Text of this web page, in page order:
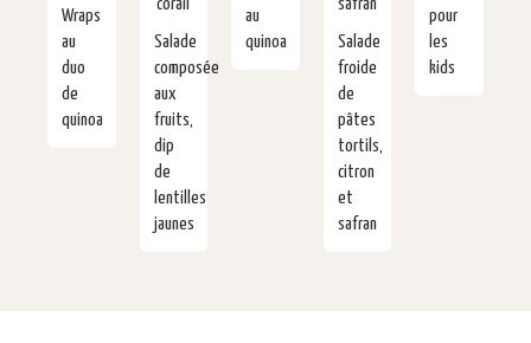
Wraps
au
duo
de
quinoa
Salade
composée
aux
fruits,
dip
de
lentilles
jaunes
au
quinoa
Salade
froide
de
pâtes
tortils,
citron
et
safran
pour
les
kids